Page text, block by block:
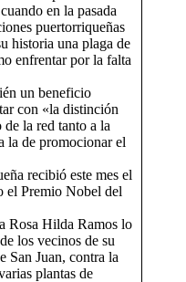
en la pasada
puertorriqueñas
historia una plaga de
enfrentar por la falta
un beneficio
con «la distinción
la red tanto a la
la de promocionar el
recibió este mes el
el Premio Nobel del
Rosa Hilda Ramos lo
los vecinos de su
San Juan, contra la
plantas de